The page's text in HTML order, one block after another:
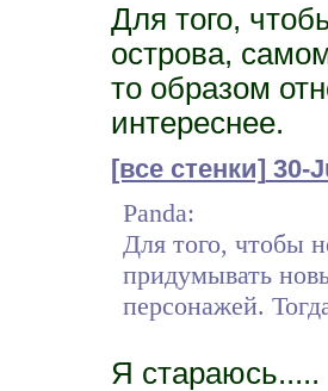
Для того,
острова,
то образом
интереснее.
[все стенки] 30-
Panda:
Для того, чтобы
придумывать
персонажей.
Я стараюсь.....